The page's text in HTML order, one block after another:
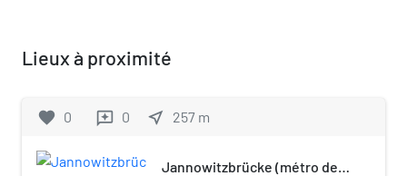
Lieux à proximité
favorite 0 reviews 0 near_me 257 m
Jannowitzbrücke (métro de